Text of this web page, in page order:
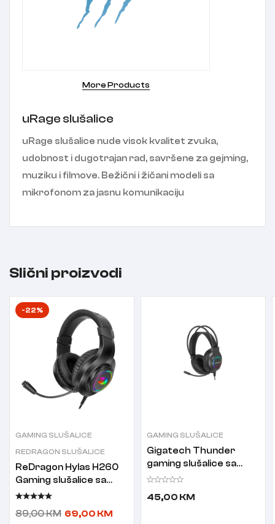
More Products
uRage slušalice
uRage slušalice nude visok kvalitet zvuka,
udobnost i dugotrajan rad, savršene za gejming,
muziku i filmove. Bežični i žičani modeli sa
mikrofonom za jasnu komunikaciju
Slični proizvodi
-22%
GAMING SLUŠALICE
REDRAGON SLUŠALICE
ReDragon Hylas H260
Gaming slušalice sa
mikrofonom crne
89,00KM 69,00 KM
GAMING SLUŠALICE
Gigatech Thunder
gaming slušalice sa
mikrofonom
45,00 KM